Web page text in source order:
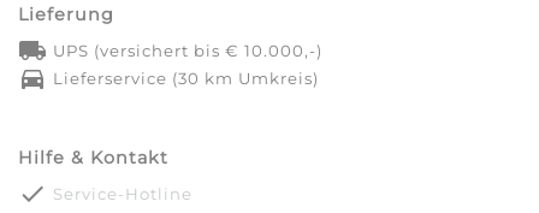
Lieferung
local_shipping UPS (versichert bis € 10.000,-)
directions_car Lieferservice (30 km Umkreis)
Hilfe & Kontakt
done Service-Hotline